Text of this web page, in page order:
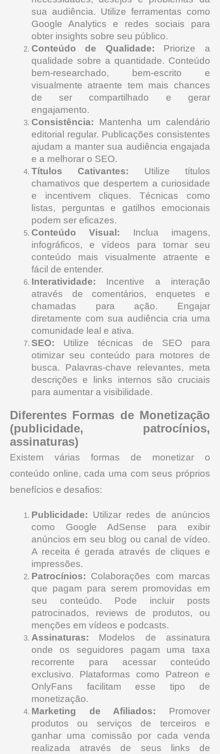
sua audiência. Utilize ferramentas como
Google Analytics e redes sociais para
obter insights sobre seu público.
Conteúdo de Qualidade: Priorize a
qualidade sobre a quantidade. Conteúdo
bem-researchado, bem-escrito e
visualmente atraente tem mais chances
de ser compartilhado e gerar
engajamento.
Consistência: Mantenha um calendário
editorial regular. Publicações consistentes
ajudam a manter sua audiência engajada
e a melhorar o SEO.
Títulos Cativantes: Utilize títulos
chamativos que despertem a curiosidade
e incentivem cliques. Técnicas como
listas, perguntas e gatilhos emocionais
podem ser eficazes.
Conteúdo Visual: Inclua imagens,
infográficos, e vídeos para tornar seu
conteúdo mais visualmente atraente e
fácil de entender.
Interatividade: Incentive a interação
através de comentários, enquetes e
chamadas para ação. Engajar
diretamente com sua audiência cria uma
comunidade leal e ativa.
SEO: Utilize técnicas de SEO para
otimizar seu conteúdo para motores de
busca. Palavras-chave relevantes, meta
descrições e links internos são cruciais
para aumentar a visibilidade.
Diferentes Formas de Monetização
(publicidade, patrocínios,
assinaturas)
Existem várias formas de monetizar o
conteúdo online, cada uma com seus próprios
benefícios e desafios:
Publicidade: Utilizar redes de anúncios
como Google AdSense para exibir
anúncios em seu blog ou canal de vídeo.
A receita é gerada através de cliques e
impressões.
Patrocínios: Colaborações com marcas
que pagam para serem promovidas em
seu conteúdo. Pode incluir posts
patrocinados, reviews de produtos, ou
menções em vídeos e podcasts.
Assinaturas: Modelos de assinatura
onde os seguidores pagam uma taxa
recorrente para acessar conteúdo
exclusivo. Plataformas como Patreon e
OnlyFans facilitam esse tipo de
monetização.
Marketing de Afiliados: Promover
produtos ou serviços de terceiros e
ganhar uma comissão por cada venda
realizada através de seus links de